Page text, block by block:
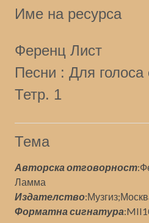
Име на ресурса
Ференц Лист
Песни : Для
Тетр. 1
Тема
Авторска отговорност:
Ламма
Издателство:
Форматна сигнатура: